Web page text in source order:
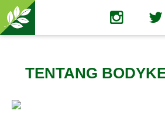
TENTANG